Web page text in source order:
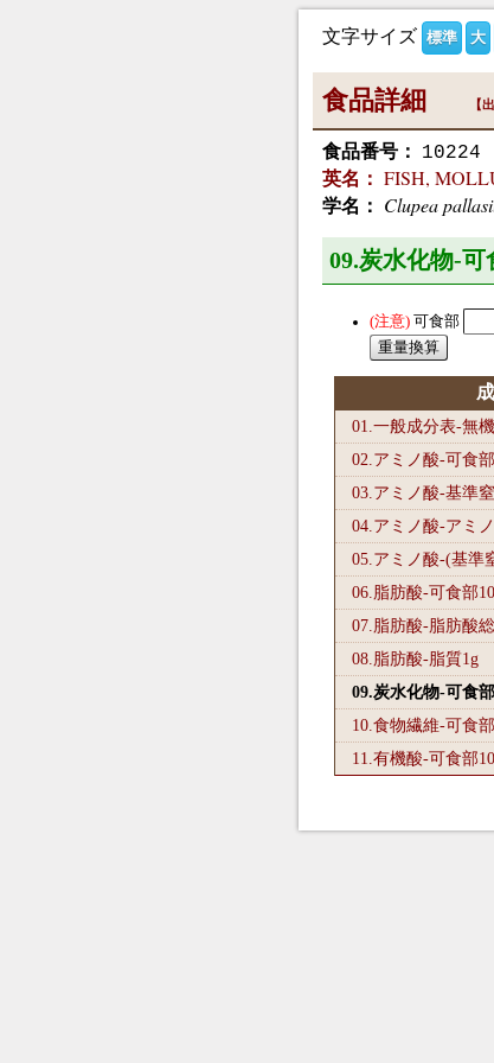
文字サイズ 標準 大
食品詳細 【
食品番号： 10224
英名： FISH,
学名： Clupea
09.炭水化物-可
可食部
01.一般成分表-無
02.アミノ酸-可食
03.アミノ酸-基準
04.アミノ酸-アミ
05.アミノ酸-(基準
06.脂肪酸-可食部
07.脂肪酸-脂肪酸
08.脂肪酸-脂質1g
09.炭水化物-可食
10.食物繊維-可食
11.有機酸-可食部